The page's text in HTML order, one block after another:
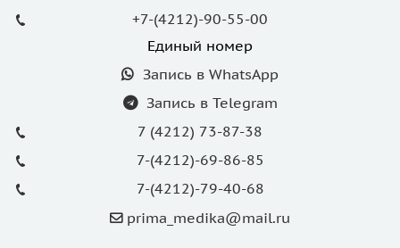
+7-(4212)-90-55-00
Единый номер
Запись в WhatsApp
Запись в Telegram
7 (4212) 73-87-38
7-(4212)-69-86-85
7-(4212)-79-40-68
prima_medika@mail.ru